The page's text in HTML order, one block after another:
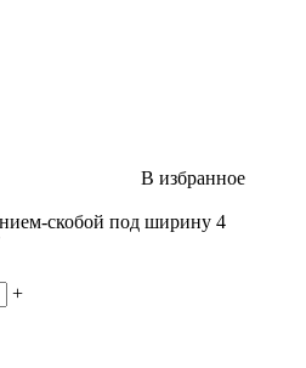
В избранное
скобой под ширину 4
+